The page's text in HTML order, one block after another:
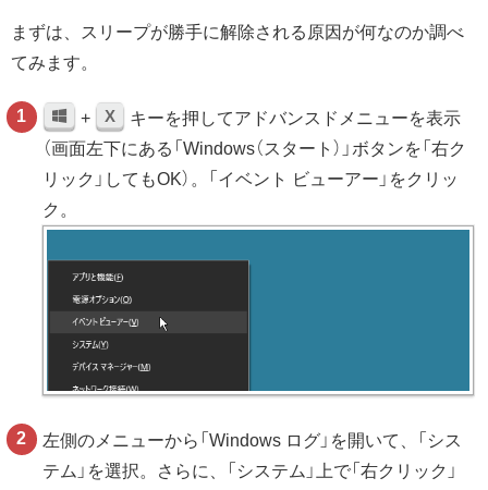
まずは、スリープが勝手に解除される原因が何なのか調べ
てみます。
+ X
キーを押してアドバンスドメニューを表示
（画面左下にある「Windows（スタート）」ボタンを「右ク
リック」してもOK）。「イベント ビューアー」をクリッ
ク。
左側のメニューから「Windows ログ」を開いて、「シス
テム」を選択。さらに、「システム」上で「右クリック」